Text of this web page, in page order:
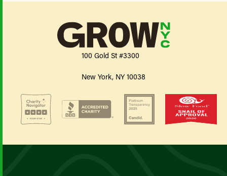
100 Gold St #3300
New York, NY 10038